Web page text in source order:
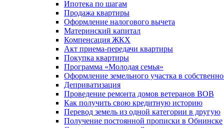
Ипотека по шагам
Продажа квартиры
Оформление налогового вычета
Материнский капитал
Компенсация ЖКХ
Акт приема-передачи квартиры
Покупка квартиры
Программа «Молодая семья»
Оформление земельного участка в
Деприватизация
Проведение ремонта домов ветеранов ВОВ
Как получить свою кредитную историю
Перевод земель из одной категории в другую
Получение постоянной прописки в Обнинске